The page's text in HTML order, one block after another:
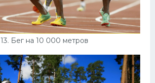
13. Бег на 10 000 метров